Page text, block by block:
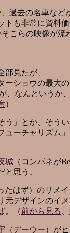
過去の名車など
も非常に資料価
こらの映像が流
見たが、
ショウの最大の
なんというか、
）
」とか、そうい
ーチャリズム」
城 （コンパネが
思う。
はず）のリメイ
デザインのイメ
。（前から見る
（デーウー） がヒ